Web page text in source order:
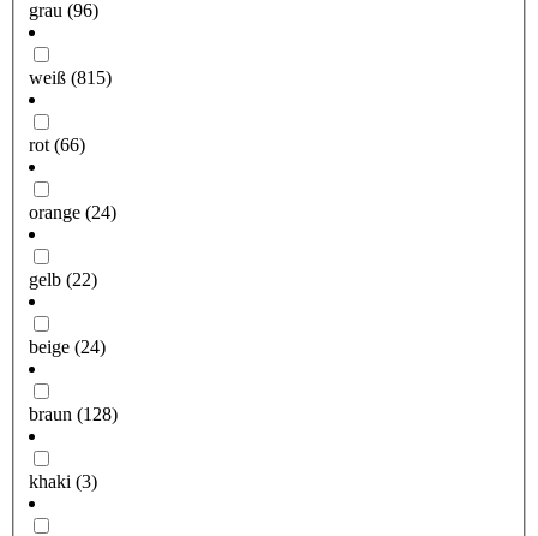
grau (96)
weiß (815)
rot (66)
orange (24)
gelb (22)
beige (24)
braun (128)
khaki (3)